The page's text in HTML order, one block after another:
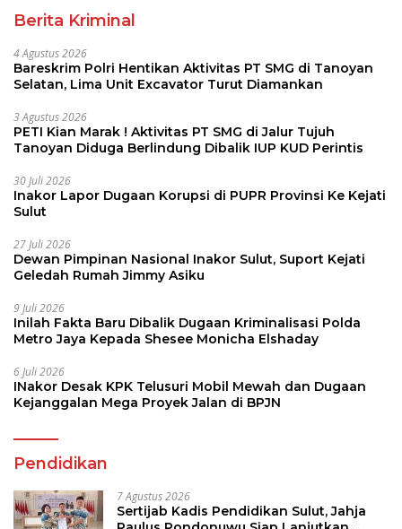
Berita Kriminal
4 Agustus 2026
Bareskrim Polri Hentikan Aktivitas PT SMG di Tanoyan
Selatan, Lima Unit Excavator Turut Diamankan
3 Agustus 2026
PETI Kian Marak ! Aktivitas PT SMG di Jalur Tujuh
Tanoyan Diduga Berlindung Dibalik IUP KUD Perintis
30 Juli 2026
Inakor Lapor Dugaan Korupsi di PUPR Provinsi Ke Kejati
Sulut
27 Juli 2026
Dewan Pimpinan Nasional Inakor Sulut, Suport Kejati
Geledah Rumah Jimmy Asiku
9 Juli 2026
Inilah Fakta Baru Dibalik Dugaan Kriminalisasi Polda
Metro Jaya Kepada Shesee Monicha Elshaday
6 Juli 2026
INakor Desak KPK Telusuri Mobil Mewah dan Dugaan
Kejanggalan Mega Proyek Jalan di BPJN
Pendidikan
7 Agustus 2026
Sertijab Kadis Pendidikan Sulut, Jahja